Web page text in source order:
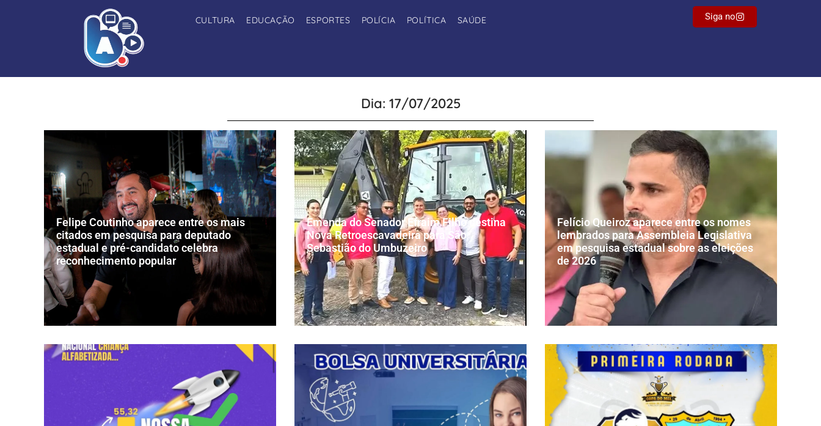
CULTURA EDUCAÇÃO ESPORTES POLÍCIA POLÍTICA SAÚDE Siga no
Dia: 17/07/2025
Felipe Coutinho aparece entre os mais
citados em pesquisa para deputado
estadual e pré-candidato celebra
reconhecimento popular
Emenda do Senador Efraim Filho destina
Nova Retroescavadeira para São
Sebastião do Umbuzeiro
Felício Queiroz aparece entre os nomes
lembrados para Assembleia Legislativa
em pesquisa estadual sobre as eleições
de 2026